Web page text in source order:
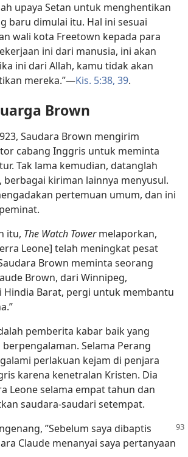
upaya Setan untuk menghentikan
baru dimulai itu. Hal ini sesuai
wali kota Freetown kepada para
ini dari manusia, ini akan
ini dari Allah, kamu tidak akan
mereka.”—Kis. 5:38, 39.
Brown
Saudara Brown mengirim
cabang Inggris untuk meminta
Tak lama kemudian, datanglah
berbagai kiriman lainnya menyusul.
pertemuan umum, dan ini
itu, The Watch Towermelaporkan,
Leone] telah meningkat pesat
Brown meminta seorang
Brown, dari Winnipeg,
Hindia Barat, pergi untuk membantu
pemberita kabar baik yang
Selama Perang
perlakuan kejam di penjara
karena kenetralan Kristen. Dia
Leone selama empat tahun dan
saudara-saudari setempat.
”Sebelum saya dibaptis
Claude menanyai saya pertanyaan